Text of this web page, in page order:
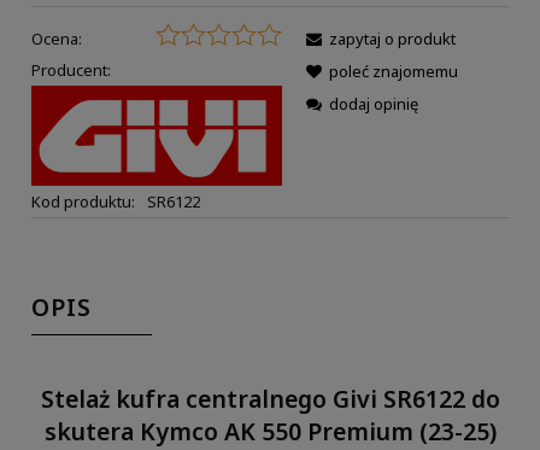
Ocena:
Producent:
Kod produktu: SR6122
zapytaj o produkt
poleć znajomemu
dodaj opinię
OPIS
Stelaż kufra centralnego Givi SR6122 do
skutera Kymco AK 550 Premium (23-25)